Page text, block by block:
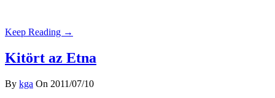
Keep Reading →
Kitört az Etna
By kga On 2011/07/10